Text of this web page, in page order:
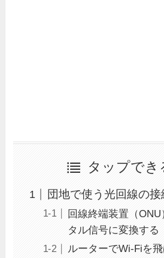
タップでき
団地で使う光回線の接
回線終端装置（
タル信号に変換する
ルーターでWi-Fiを